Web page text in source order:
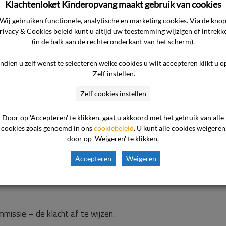
het zit met de ruildagen. Er bestaat geen definitie wat een
dat het niet is toegestaan om eerder dan twee weken
als volgt.
om niet genoten opvangdagen te ruilen. De ondernemer
Conform het ruilbeleid worden aangevraagde ruildagen
De consument wilde in augustus al zeker weten dat
dagen vallen dus niet te kwalificeren als ruildagen en voor
ook zelf in de mail van 31 augustus 2015 aangegeven:
– de klacht af te wijzen.
Klachtenloket Kinderopvang maakt gebruik van cookies
Wij gebruiken functionele, analytische en marketing cookies. Via de knop
& Cookies beleid kunt u altijd uw toestemming wijzigen of
(in de balk aan de rechteronderkant van het scherm).
u zelf wenst te selecteren welke cookies u wilt accepteren klikt u
'Zelf instellen'.
Zelf cookies instellen
Door op 'Accepteren' te klikken, gaat u akkoord met het gebruik van alle
cookies zoals genoemd in onscookiebeleid. U kunt alle cookies weigeren
door op 'Weigeren' te klikken.
Accepteren Weigeren